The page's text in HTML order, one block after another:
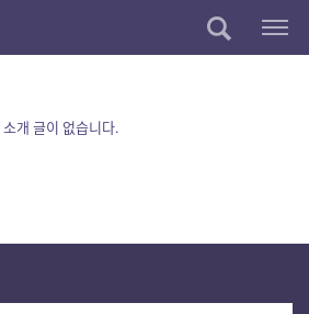
개 글이 없습니다.